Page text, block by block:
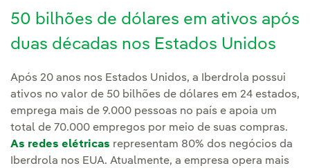
50 bilhões de dólares em ativos após
duas décadas nos Estados Unidos
Após 20 anos nos Estados Unidos, a Iberdrola possui
ativos no valor de 50 bilhões de dólares em 24 estados,
emprega mais de 9.000 pessoas no país e apoia um
total de 70.000 empregos por meio de suas compras.
As redes elétricas representam 80% dos negócios da
Iberdrola nos EUA. Atualmente, a empresa opera mais